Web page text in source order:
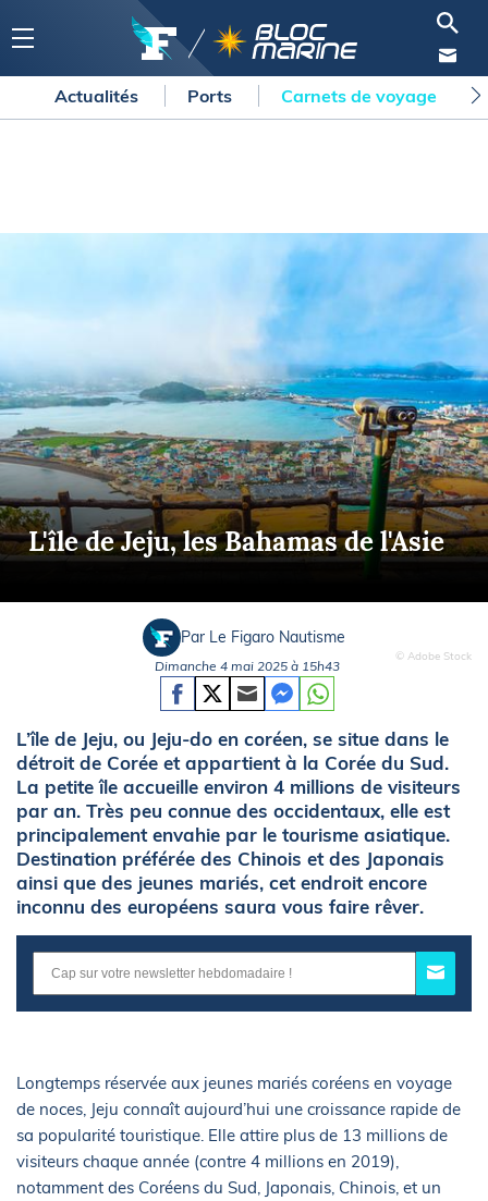
Actualités Ports Carnets de voyage
L'île de Jeju, les Bahamas de l'Asie
© Adobe Stock
Par Le Figaro Nautisme
Dimanche 4 mai 2025 à 15h43
L’île de Jeju, ou Jeju-do en coréen, se situe dans le
détroit de Corée et appartient à la Corée du Sud.
La petite île accueille environ 4 millions de visiteurs
par an. Très peu connue des occidentaux, elle est
principalement envahie par le tourisme asiatique.
Destination préférée des Chinois et des Japonais
ainsi que des jeunes mariés, cet endroit encore
inconnu des européens saura vous faire rêver.
Longtemps réservée aux jeunes mariés coréens en voyage
de noces, Jeju connaît aujourd’hui une croissance rapide de
sa popularité touristique. Elle attire plus de 13 millions de
visiteurs chaque année (contre 4 millions en 2019),
notamment des Coréens du Sud, Japonais, Chinois, et un